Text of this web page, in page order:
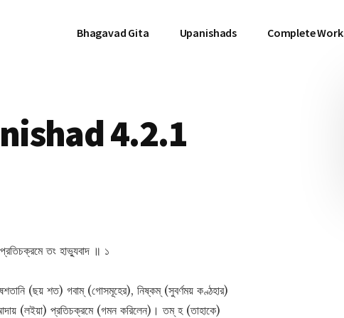
Bhagavad Gita Upanishads Complete
4.2.1
তং হাভ্যুবাদ ॥ ১
(ছয় শত) গবাম্ (গোসমূহের), নিষ্কম্ (সুবর্ণময় কণ্ঠহার)
(লইয়া) প্রতিচক্রমে (গমন করিলেন)। তম্ হ (তাহাকে)